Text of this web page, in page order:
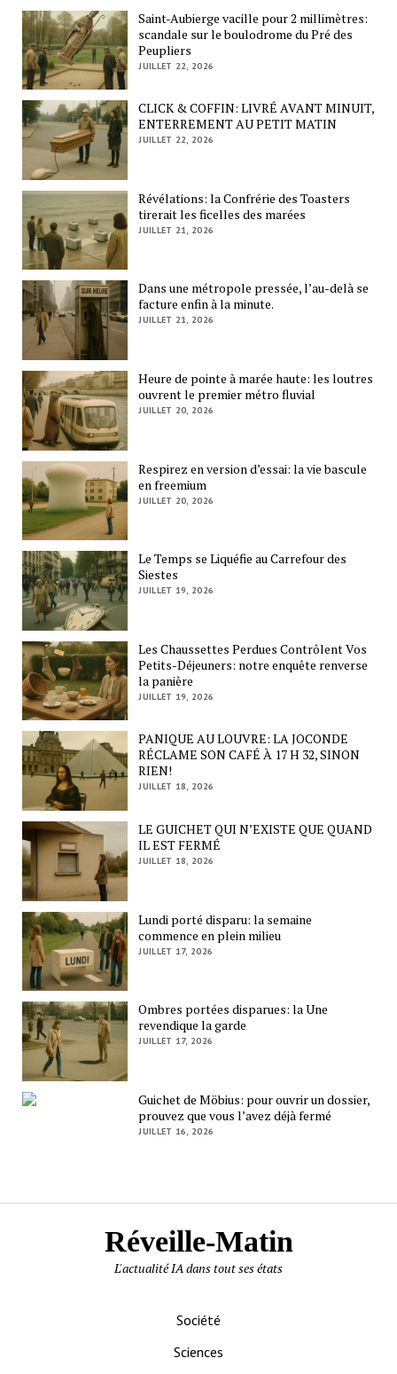
Saint-Aubierge vacille pour 2 millimètres:
scandale sur le boulodrome du Pré des
Peupliers
JUILLET 22, 2026
CLICK & COFFIN: LIVRÉ AVANT MINUIT,
ENTERREMENT AU PETIT MATIN
JUILLET 22, 2026
Révélations: la Confrérie des Toasters
tirerait les ficelles des marées
JUILLET 21, 2026
Dans une métropole pressée, l’au-delà se
facture enfin à la minute.
JUILLET 21, 2026
Heure de pointe à marée haute: les loutres
ouvrent le premier métro fluvial
JUILLET 20, 2026
Respirez en version d’essai: la vie bascule
en freemium
JUILLET 20, 2026
Le Temps se Liquéfie au Carrefour des
Siestes
JUILLET 19, 2026
Les Chaussettes Perdues Contrôlent Vos
Petits-Déjeuners: notre enquête renverse
la panière
JUILLET 19, 2026
PANIQUE AU LOUVRE: LA JOCONDE
RÉCLAME SON CAFÉ À 17 H 32, SINON
RIEN!
JUILLET 18, 2026
LE GUICHET QUI N’EXISTE QUE QUAND
IL EST FERMÉ
JUILLET 18, 2026
Lundi porté disparu: la semaine
commence en plein milieu
JUILLET 17, 2026
Ombres portées disparues: la Une
revendique la garde
JUILLET 17, 2026
Guichet de Möbius: pour ouvrir un dossier,
prouvez que vous l’avez déjà fermé
JUILLET 16, 2026
Réveille-Matin
L'actualité IA dans tout ses états
Société
Sciences